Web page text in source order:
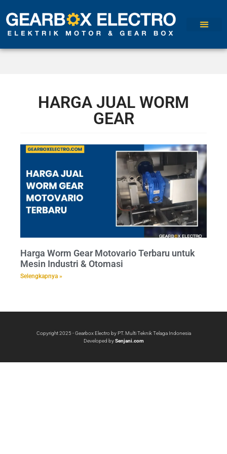
HARGA JUAL WORM
GEAR
Harga Worm Gear Motovario Terbaru untuk
Mesin Industri & Otomasi
Selengkapnya »
Copyright 2025 - Gearbox Electro by PT. Multi Teknik Telaga Indonesia
Developed bySenjani.com